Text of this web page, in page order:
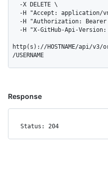
http(s)://HOSTNAME/api/v3/
/USERNAME
Response
Status: 204